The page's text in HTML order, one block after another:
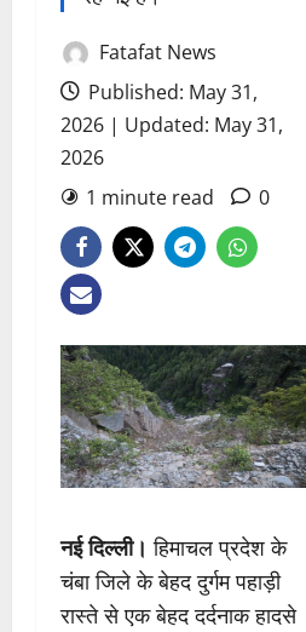
Fatafat News
Published: May 31,
2026 | Updated: May 31,
2026
1 minute read
0
नई दिल्ली। हिमाचल प्रदेश के
चंबा जिले के बेहद दुर्गम पहाड़ी
रास्ते से एक बेहद दर्दनाक हादसे